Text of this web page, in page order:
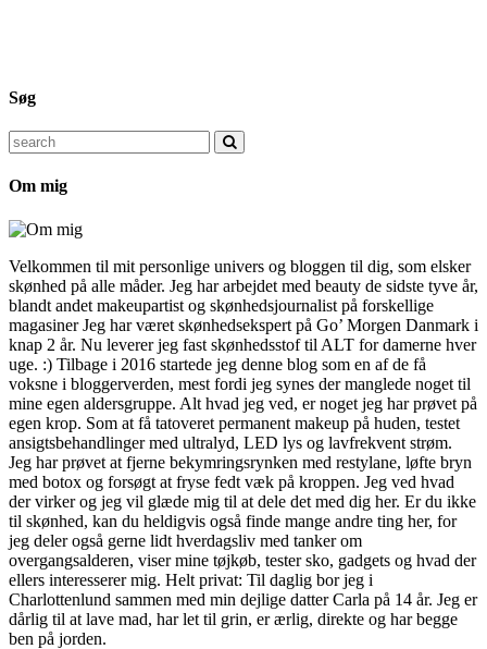
Søg
Search
for:
Om mig
Velkommen til mit personlige univers og bloggen til dig, som elsker
skønhed på alle måder. Jeg har arbejdet med beauty de sidste tyve år,
blandt andet makeupartist og skønhedsjournalist på forskellige
magasiner Jeg har været skønhedsekspert på Go’ Morgen Danmark i
knap 2 år. Nu leverer jeg fast skønhedsstof til ALT for damerne hver
uge. :) Tilbage i 2016 startede jeg denne blog som en af de få
voksne i bloggerverden, mest fordi jeg synes der manglede noget til
mine egen aldersgruppe. Alt hvad jeg ved, er noget jeg har prøvet på
egen krop. Som at få tatoveret permanent makeup på huden, testet
ansigtsbehandlinger med ultralyd, LED lys og lavfrekvent strøm.
Jeg har prøvet at fjerne bekymringsrynken med restylane, løfte bryn
med botox og forsøgt at fryse fedt væk på kroppen. Jeg ved hvad
der virker og jeg vil glæde mig til at dele det med dig her. Er du ikke
til skønhed, kan du heldigvis også finde mange andre ting her, for
jeg deler også gerne lidt hverdagsliv med tanker om
overgangsalderen, viser mine tøjkøb, tester sko, gadgets og hvad der
ellers interesserer mig. Helt privat: Til daglig bor jeg i
Charlottenlund sammen med min dejlige datter Carla på 14 år. Jeg er
dårlig til at lave mad, har let til grin, er ærlig, direkte og har begge
ben på jorden.